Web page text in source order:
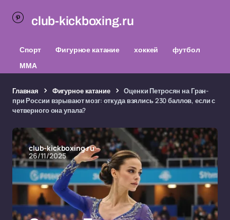
club-kickboxing.ru
Спорт Фигурное катание хоккей
футбол
ММА
Главная Фигурное катание
Оценки Петросян на Гран-
при России взрывают мозг: откуда взялись 230 баллов, если с
четверного она упала?
club-kickboxing.ru
26/11/2025